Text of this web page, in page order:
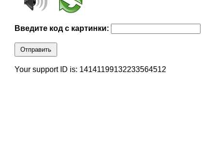
Введите код с картинки:
Отправить
Your support ID is: 14141199132233564512